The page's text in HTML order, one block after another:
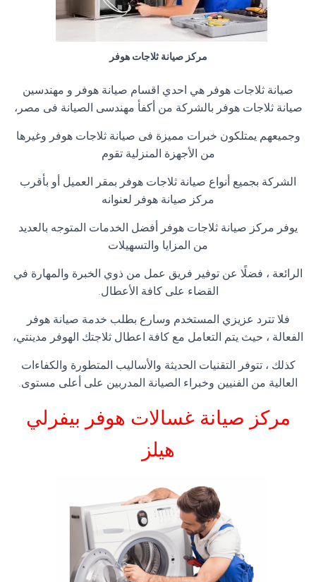
مركز صيانة ثلاجات هوفر
صيانة ثلاجات هوفر هي احدي اقسام صيانة هوفر و مهندسين
صيانة ثلاجات هوفر بالشركة من أكفأ مهندسى الصيانة فى مصر،
وجميعهم يمتلكون خبرات مميزة فى صيانة ثلاجات هوفر وغيرها
من الأجهزة المنزلية تقوم
الشركة بجميع أنواع صيانة ثلاجات هوفر بمقر العميل أو بأقرب
مركز صيانة هوفر لعنوانه
يوفر مركز صيانة ثلاجات هوفر أفضل الخدمات المتوجه بالعديد
من المزايا والتسهيلات
الرائعة ، فضلًا عن توفير فريق عمل من ذوي الخبرة والمهارة في
القضاء على كافة الأعطال.
فلا تترد عزيزي المستخدم وسارع بطلب خدمة صيانة هوفر
الفعالة ، حيث يتم التعامل مع كافة اعطال ثلاجتك الهوفر مدينتي،
كذلك ، تتوفر التقنيات الحديثة والأساليب المتطورة والكفاءات
العالية من الفنيين وخبراء الصيانة المدربين على أعلى مستوى.
مركز صيانة غسالات هوفر بيفرلي
هيلز